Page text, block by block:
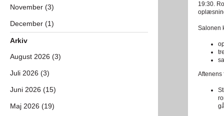
19:30.
Salonen
Aftenens
November (3)
December (1)
Arkiv
August 2026 (3)
Juli 2026 (3)
Juni 2026 (15)
Maj 2026 (19)